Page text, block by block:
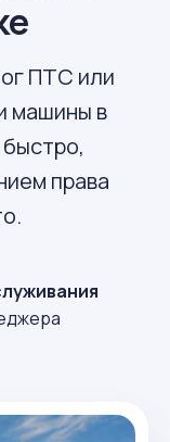
ПТС или
машины в
права